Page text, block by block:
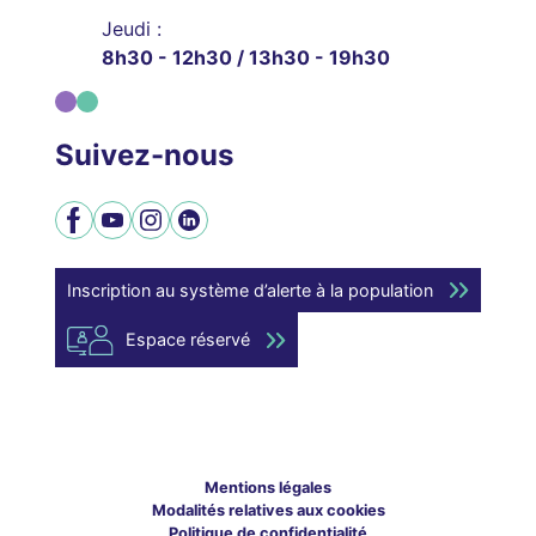
Jeudi :
8h30 - 12h30 / 13h30 - 19h30
Suivez-nous
Facebook
YouTubeInstagram
LinkedIn
Inscription au système d’alerte à la population
Espace réservé
Mentions légales
Modalités relatives aux cookies